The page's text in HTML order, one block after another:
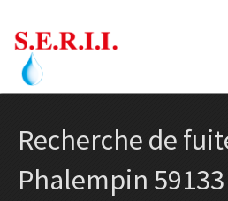
Recherche de
Phalempin